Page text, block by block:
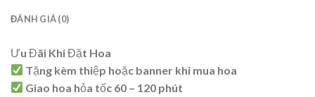
ĐÁNH GIÁ (0)
Ưu Đãi Khi Đặt Hoa
Tặng kèm thiệp hoặc banner khi mua hoa
Giao hoa hỏa tốc 60 – 120 phút